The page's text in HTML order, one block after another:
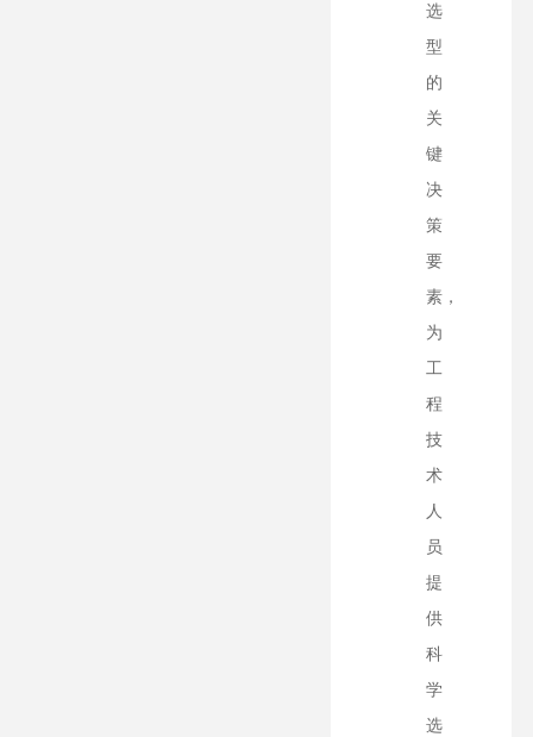
选
型
的
关
键
决
策
要
素，
为
工
程
技
术
人
员
提
供
科
学
选